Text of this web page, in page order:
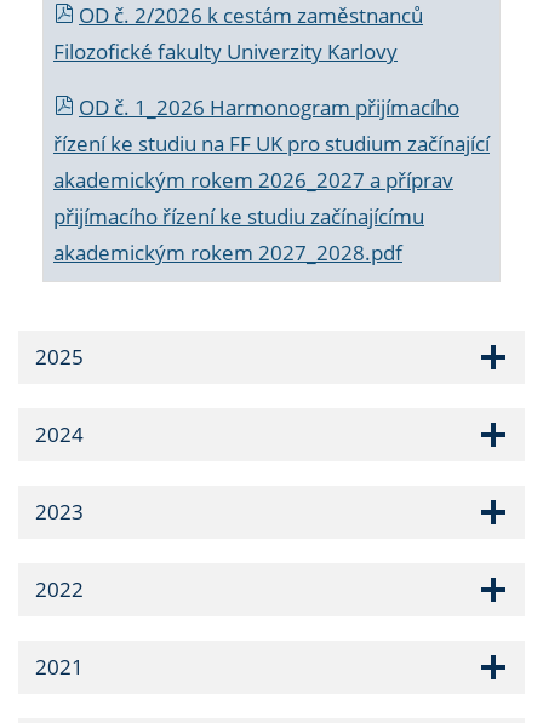
OD č. 2/2026 k cestám zaměstnanců
Filozofické fakulty Univerzity Karlovy
OD č. 1_2026 Harmonogram přijímacího
řízení ke studiu na FF UK pro studium začínající
akademickým rokem 2026_2027 a příprav
přijímacího řízení ke studiu začínajícímu
akademickým rokem 2027_2028.pdf
2025
2024
2023
2022
2021